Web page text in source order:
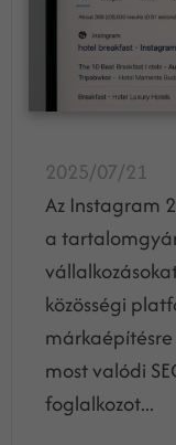
2025/07/21
Az Instagram
a
közösségi
márkaépítésre
most valódi
foglalkozot...